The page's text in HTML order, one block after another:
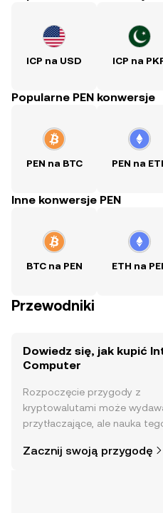
ICP na USD ICP na
Popularne PEN konwersje
PEN na BTC PEN na
Inne konwersje PEN
BTC na PEN ETH na
Przewodniki
Dowiedz się, jak kupić
Computer
Rozpoczęcie przygody z
kryptowalutami może
przytłaczające, ale nauka
mogłoby się wydawać.
Zacznij swoją przygodę